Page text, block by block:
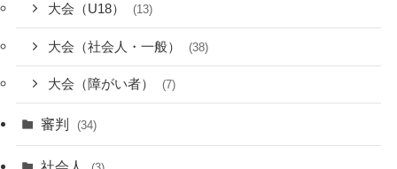
大会（U18） (13)
大会（社会人・一般） (38)
大会（障がい者） (7)
審判 (34)